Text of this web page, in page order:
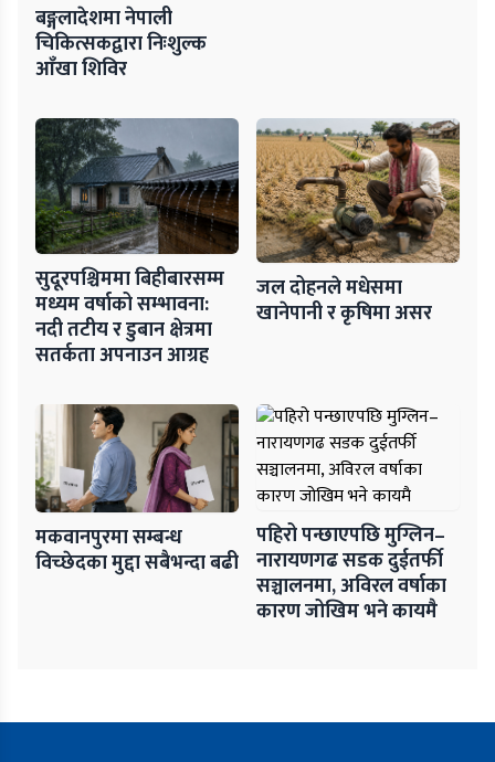
बङ्गलादेशमा नेपाली
चिकित्सकद्वारा निःशुल्क
आँखा शिविर
सुदूरपश्चिममा बिहीबारसम्म
मध्यम वर्षाको सम्भावना:
नदी तटीय र डुबान क्षेत्रमा
सतर्कता अपनाउन आग्रह
जल दोहनले मधेसमा
खानेपानी र कृषिमा असर
मकवानपुरमा सम्बन्ध
विच्छेदका मुद्दा सबैभन्दा बढी
पहिरो पन्छाएपछि मुग्लिन–
नारायणगढ सडक दुईतर्फी
सञ्चालनमा, अविरल वर्षाका
कारण जोखिम भने कायमै